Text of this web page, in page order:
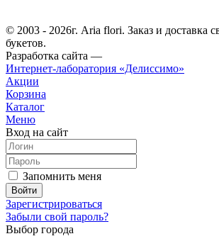
© 2003 - 2026г. Aria flori. Заказ и доставка
букетов.
Разработка сайта —
Интернет-лаборатория «Делиссимо»
Акции
Корзина
Каталог
Меню
Вход на сайт
Запомнить меня
Зарегистрироваться
Забыли свой пароль?
Выбор города